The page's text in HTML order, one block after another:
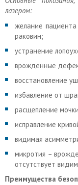
лазером:
желание
раковин;
устранение
врожденные
восстановление
избавление от
расщепление
исправление
видимая
микротия –
отсутствует
Преимущества